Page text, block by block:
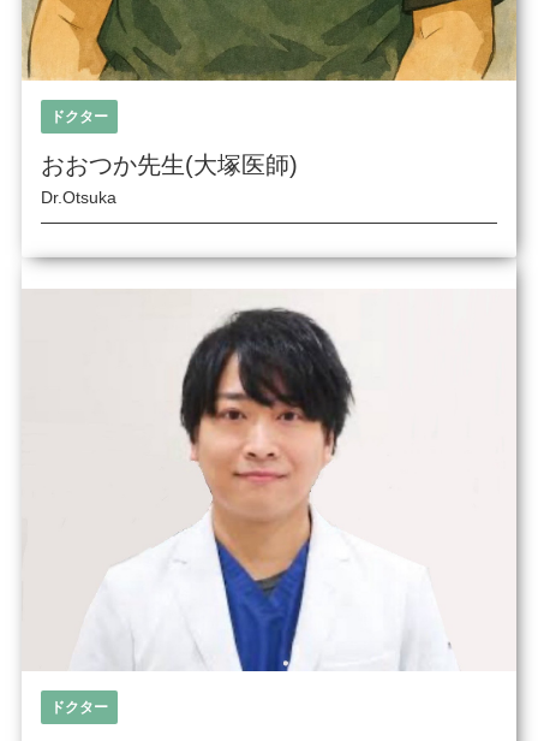
ドクター
おおつか先生(大塚医師)
Dr.Otsuka
ドクター